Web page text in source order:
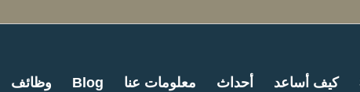
كيف أساعد أحداث معلومات عنا Blog وظائف